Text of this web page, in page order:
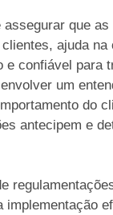
assegurar que as
ajuda na
e confiável para
um
do
antecipem e
implementação